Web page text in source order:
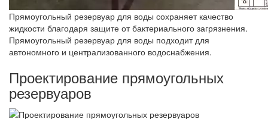
Прямоугольный резервуар для воды сохраняет качество
жидкости благодаря защите от бактериального загрязнения.
Прямоугольный резервуар для воды подходит для
автономного и централизованного водоснабжения.
Проектирование прямоугольных
резервуаров